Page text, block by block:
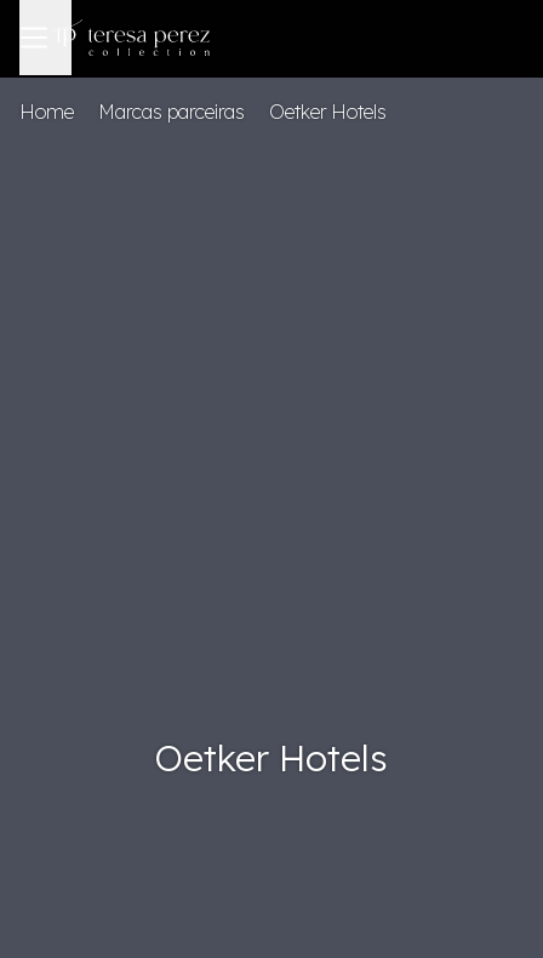
Oetker Hotels
Home Marcas parceiras Oetker Hotels